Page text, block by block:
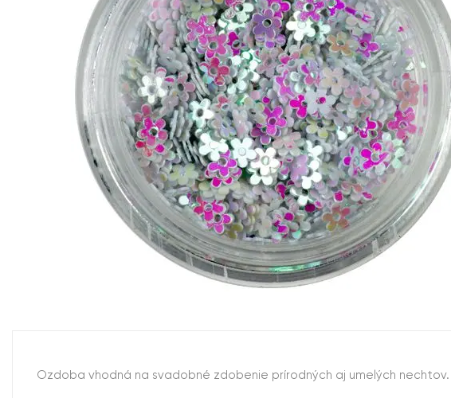
Ozdoba vhodná na svadobné zdobenie prírodných aj umelých